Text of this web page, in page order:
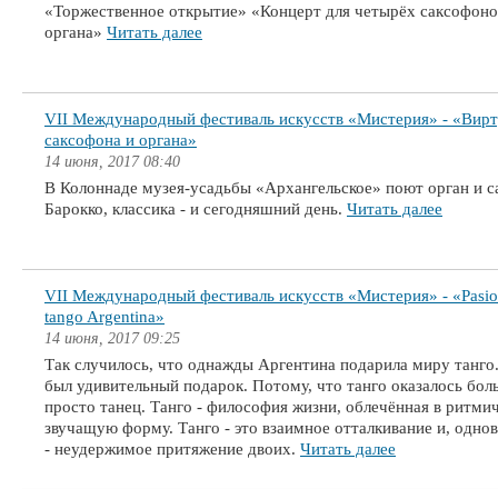
«Торжественное открытие» «Концерт для четырёх
органа» Читать далее
VII Международный фестиваль искусств «Мистерия» -
саксофона и органа»
14 июня, 2017 08:40
В Колоннаде музея-усадьбы «Архангельское» поют орган и
Барокко, классика - и сегодняшний день. Читать далее
VII Международный фестиваль искусств «Мистерия» -
tango Argentina»
14 июня, 2017 09:25
Так случилось, что однажды Аргентина подарила миру
был удивительный подарок. Потому, что танго оказалось
просто танец. Танго - философия жизни, облечённая в
звучащую форму. Танго - это взаимное отталкивание и,
- неудержимое притяжение двоих. Читать далее